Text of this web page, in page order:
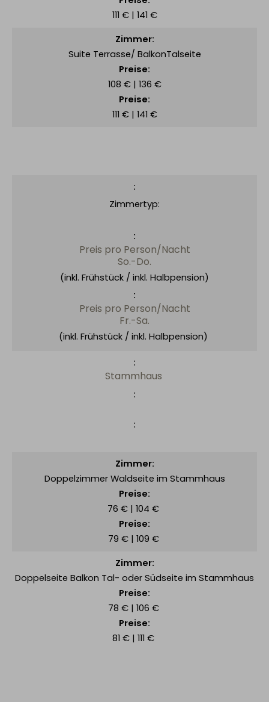
111 € | 141 €
Suite Terrasse/ BalkonTalseite
108 € | 136 €
111 € | 141 €
Zimmertyp:
Preis pro Person/Nacht
So.-Do.
(inkl. Frühstück / inkl. Halbpension)
Preis pro Person/Nacht
Fr.-Sa.
(inkl. Frühstück / inkl. Halbpension)
Stammhaus
Doppelzimmer Waldseite im Stammhaus
76 € | 104 €
79 € | 109 €
Doppelseite Balkon Tal- oder Südseite im Stammhaus
78 € | 106 €
81 € | 111 €